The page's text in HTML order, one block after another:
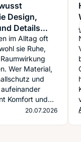
Design,
Details
aufwerten
im Alltag oft
sie Ruhe,
Wer Material,
und
Komfort und
20.07.2026